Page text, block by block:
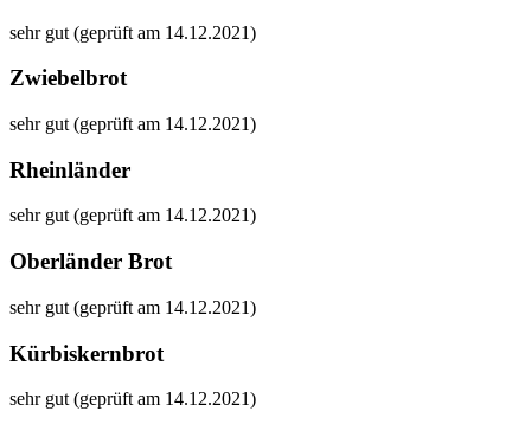
sehr gut (geprüft am 14.12.2021)
Zwiebelbrot
sehr gut (geprüft am 14.12.2021)
Rheinländer
sehr gut (geprüft am 14.12.2021)
Oberländer Brot
sehr gut (geprüft am 14.12.2021)
Kürbiskernbrot
sehr gut (geprüft am 14.12.2021)